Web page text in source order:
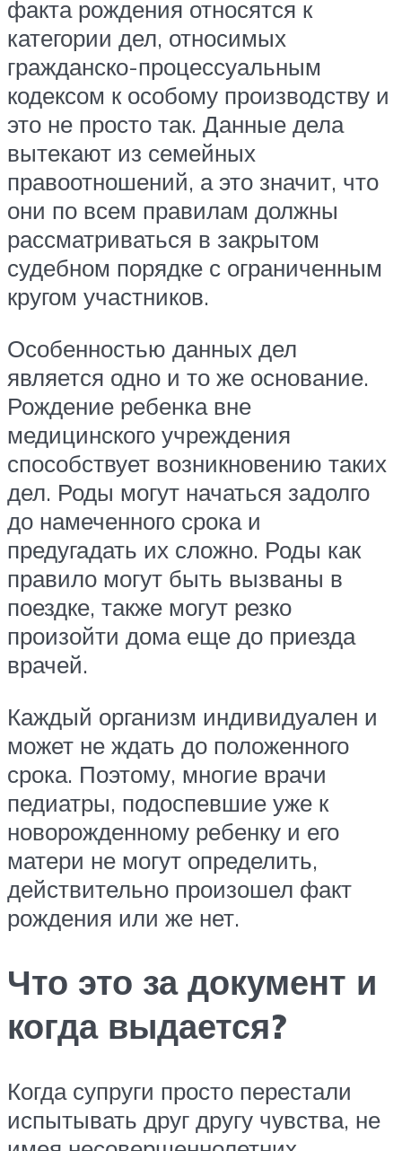
факта рождения относятся к
категории дел, относимых
гражданско-процессуальным
кодексом к особому производству и
это не просто так. Данные дела
вытекают из семейных
правоотношений, а это значит, что
они по всем правилам должны
рассматриваться в закрытом
судебном порядке с ограниченным
кругом участников.
Особенностью данных дел
является одно и то же основание.
Рождение ребенка вне
медицинского учреждения
способствует возникновению таких
дел. Роды могут начаться задолго
до намеченного срока и
предугадать их сложно. Роды как
правило могут быть вызваны в
поездке, также могут резко
произойти дома еще до приезда
врачей.
Каждый организм индивидуален и
может не ждать до положенного
срока. Поэтому, многие врачи
педиатры, подоспевшие уже к
новорожденному ребенку и его
матери не могут определить,
действительно произошел факт
рождения или же нет.
Что это за документ и
когда выдается?
Когда супруги просто перестали
испытывать друг другу чувства, не